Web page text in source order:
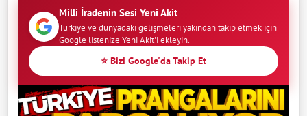
Milli İradenin Sesi Yeni Akit
Türkiye ve dünyadaki gelişmeleri yakından takip etmek için
Google listenize Yeni Akit'i ekleyin.
⭐ Bizi Google'da Takip Et